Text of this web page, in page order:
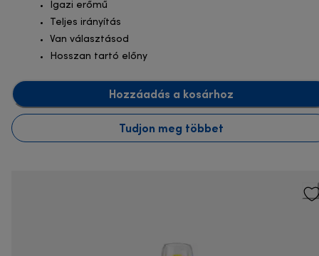
Igazi erőmű
Teljes irányítás
Van választásod
Hosszan tartó előny
Hozzáadás a kosárhoz
Tudjon meg többet